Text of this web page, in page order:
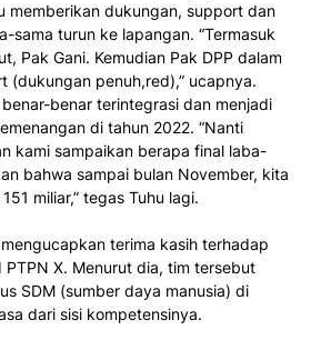
memberikan dukungan, support dan
sama turun ke lapangan. “Termasuk
Pak Gani. Kemudian Pak DPP dalam
(dukungan penuh,red),” ucapnya.
benar terintegrasi dan menjadi
di tahun 2022. “Nanti
kami sampaikan berapa final laba-
bahwa sampai bulan November, kita
miliar,” tegas Tuhu lagi.
terima kasih terhadap
X. Menurut dia, tim tersebut
SDM (sumber daya manusia) di
dari sisi kompetensinya.